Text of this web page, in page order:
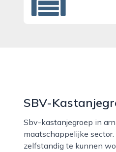
SBV-
Sbv-kastanjegroep in arnhem is een betrokken en veelzijdige dienstverlener in de sociale en
maatschappelijke
zelfstandig te kunnen